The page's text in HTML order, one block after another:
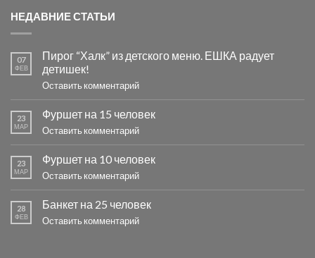
НЕДАВНИЕ СТАТЬИ
07
ФЕВ
Пирог “Халк” из детского меню. ЕШКА радует
детишек!
Оставить комментарий
23
МАР
Фуршет на 15 человек
Оставить комментарий
23
МАР
Фуршет на 10 человек
Оставить комментарий
28
ФЕВ
Банкет на 25 человек
Оставить комментарий